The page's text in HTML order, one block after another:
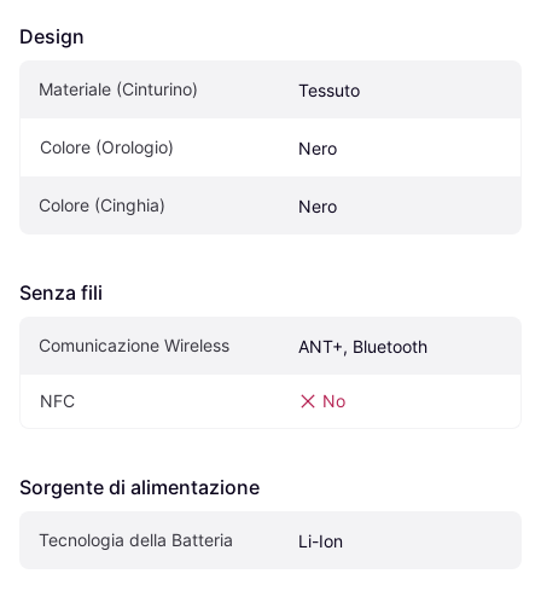
Design
Materiale (Cinturino) Tessuto
Colore (Orologio) Nero
Colore (Cinghia) Nero
Senza fili
Comunicazione Wireless ANT+, Bluetooth
NFC No
Sorgente di alimentazione
Tecnologia della Batteria Li-Ion